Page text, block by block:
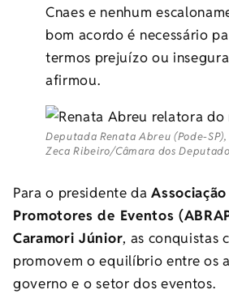
Cnaes e nenhum
bom acordo é necessário
termos prejuízo ou
afirmou.
Deputada Renata Abreu (Pode-
Zeca Ribeiro/Câmara dos
Para o presidente da
Promotores de Eventos (
Caramori Júnior, as conquistas
promovem o equilíbrio entre os
governo e o setor dos eventos.